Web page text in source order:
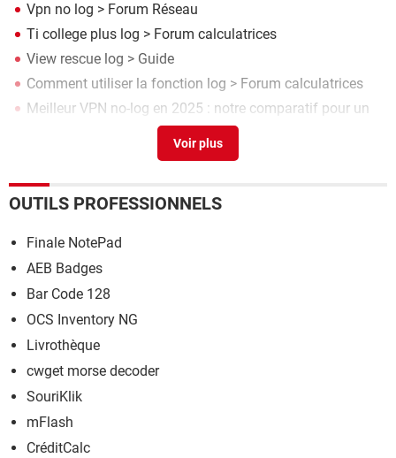
Vpn no log > Forum Réseau
Ti college plus log > Forum calculatrices
View rescue log > Guide
Comment utiliser la fonction log > Forum calculatrices
Meilleur VPN no-log en 2025 : notre comparatif pour un
> Guide
OUTILS PROFESSIONNELS
Finale NotePad
AEB Badges
Bar Code 128
OCS Inventory NG
Livrothèque
cwget morse decoder
SouriKlik
mFlash
CréditCalc